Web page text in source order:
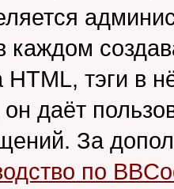
каждом
тэги в
даёт
За
по